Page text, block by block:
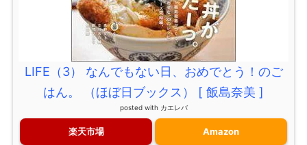
LIFE（3） なんでもない日、おめでとう！のご
はん。 （ほぼ日ブックス） [ 飯島奈美 ]
posted with カエレバ
楽天市場 Amazon